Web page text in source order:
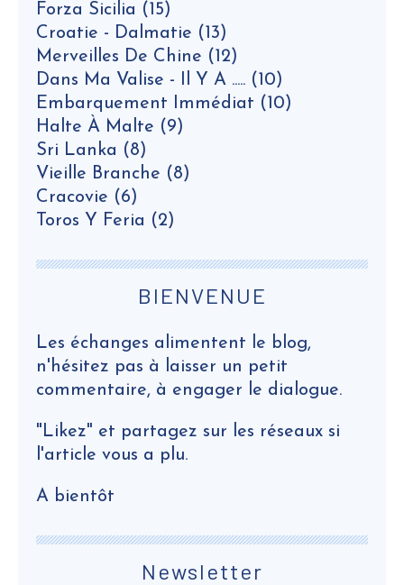
Newsletter
Forza Sicilia (15)
Croatie - Dalmatie (13)
Merveilles De Chine (12)
Dans Ma Valise - Il Y A ..... (10)
Embarquement Immédiat (10)
Halte À Malte (9)
Sri Lanka (8)
Vieille Branche (8)
Cracovie (6)
Toros Y Feria (2)
BIENVENUE
Les échanges alimentent le blog,
n'hésitez pas à laisser un petit
commentaire, à engager le dialogue.
"Likez" et partagez sur les réseaux si
l'article vous a plu.
A bientôt